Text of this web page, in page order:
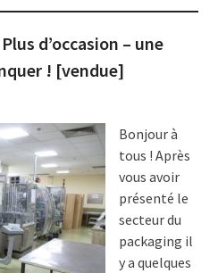
d’occasion – une
! [vendue]
Bonjour à
tous ! Après
vous avoir
présenté le
secteur du
packaging il
y a quelques